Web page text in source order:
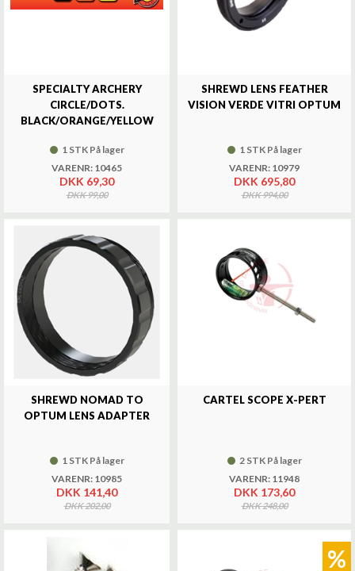
SPECIALTY ARCHERY
CIRCLE/DOTS.
BLACK/ORANGE/YELLOW
1 STK På lager
VARENR: 10465
DKK 69,30
DKK 99,00
SHREWD LENS FEATHER
VISION VERDE VITRI OPTUM
1 STK På lager
VARENR: 10979
DKK 695,80
DKK 994,00
SHREWD NOMAD TO
OPTUM LENS ADAPTER
1 STK På lager
VARENR: 10985
DKK 141,40
DKK 202,00
CARTEL SCOPE X-PERT
2 STK På lager
VARENR: 11948
DKK 173,60
DKK 248,00
%